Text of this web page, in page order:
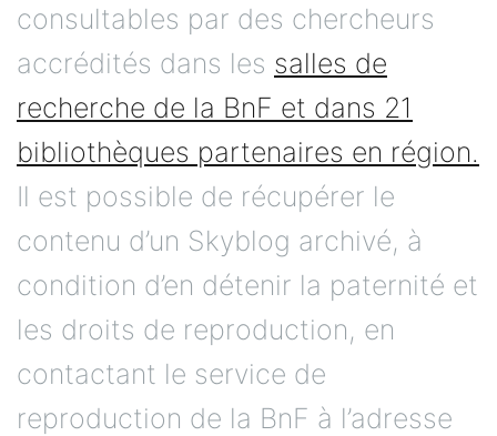
consultables par des chercheurs
accrédités dans les salles de
recherche de la BnF et dans 21
bibliothèques partenaires en région.
Il est possible de récupérer le
contenu d’un Skyblog archivé, à
condition d’en détenir la paternité et
les droits de reproduction, en
contactant le service de
reproduction de la BnF à l’adresse